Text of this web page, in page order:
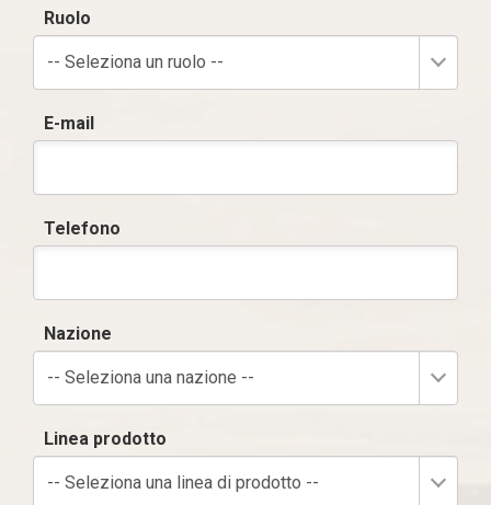
Ruolo
-- Seleziona un ruolo --
E-mail
Telefono
Nazione
-- Seleziona una nazione --
Linea prodotto
-- Seleziona una linea di prodotto --